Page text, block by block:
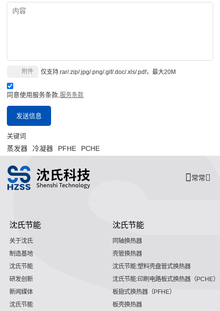
仅支持.rar/.zip/.jpg/.png/.gif/.doc/.xls/.pdf，最大20M
附件
同意使用服务条款,服务条款
发送信息
关键词
蒸发器 冷凝器 PFHE PCHE
常常
沈氏节能
关于沈氏
制造基地
沈氏节能
研发创新
新闻媒体
沈氏节能
沈氏节能
同轴换热器
壳管换热器
沈氏节能:塑料壳盘管式换热器
沈氏节能:印刷电路板式换热器（PCHE）
板翅式换热器（PFHE）
板壳换热器